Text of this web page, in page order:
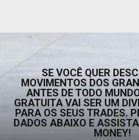
SE VOCÊ QUER
MOVIMENTOS DOS
ANTES DE TODO
GRATUITA VAI SER UM
PARA OS SEUS TRADES.
DADOS ABAIXO E
MONEY!